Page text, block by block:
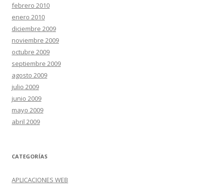
febrero 2010
enero 2010
diciembre 2009
noviembre 2009
octubre 2009
septiembre 2009
agosto 2009
julio 2009
junio 2009
mayo 2009
abril 2009
CATEGORÍAS
APLICACIONES WEB